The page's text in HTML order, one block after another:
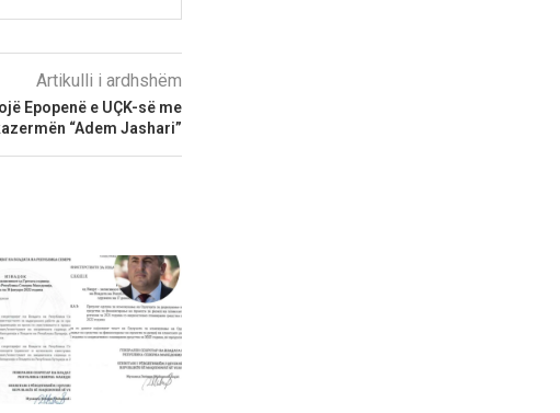
Artikulli i ardhshëm
Epopenë e UÇK-së me
“Adem Jashari”